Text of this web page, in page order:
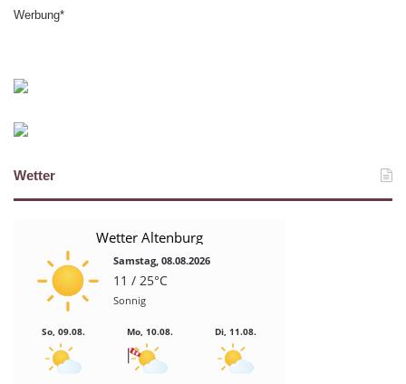
Werbung*
Wetter
Wetter Altenburg
Samstag, 08.08.2026
11 / 25°C
Sonnig
So, 09.08. Mo, 10.08. Di, 11.08.